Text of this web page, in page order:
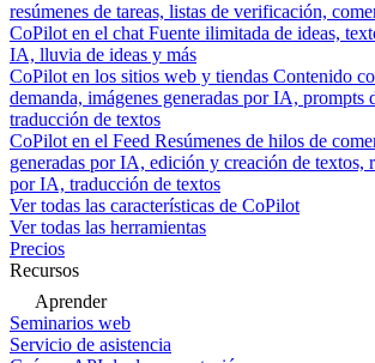
resúmenes de tareas, listas de verificación,
CoPilot en el chat Fuente ilimitada de ideas,
IA, lluvia de ideas y más
CoPilot en los sitios web y tiendas Contenido
demanda, imágenes generadas por IA, prompts
traducción de textos
CoPilot en el Feed Resúmenes de hilos de
generadas por IA, edición y creación de textos,
por IA, traducción de textos
Ver todas las características de CoPilot
Ver todas las herramientas
Precios
Recursos
Aprender
Seminarios web
Servicio de asistencia